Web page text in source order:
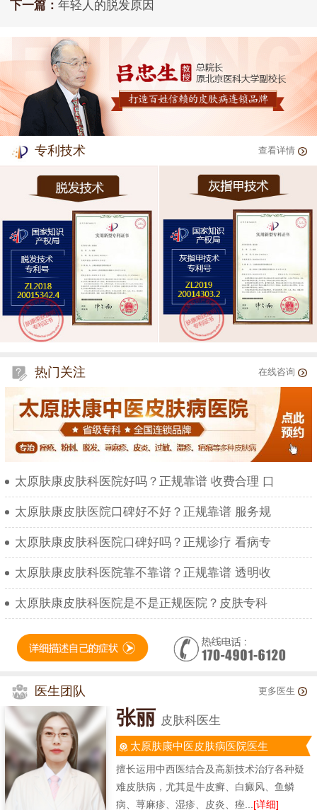
下一篇： 年轻人的脱发原因
专利技术 查看详情
热门关注 在线咨询
太原肤康皮肤科医院好吗？正规靠谱 收费合理 口
太原肤康皮肤医院口碑好不好？正规靠谱 服务规
太原肤康皮肤科医院口碑好吗？正规诊疗 看病专
太原肤康皮肤科医院靠不靠谱？正规靠谱 透明收
太原肤康皮肤科医院是不是正规医院？皮肤专科
医生团队 更多医生
张丽 皮肤科医生
太原肤康中医皮肤病医院医生
擅长运用中西医结合及高新技术治疗各种疑
难皮肤病，尤其是牛皮癣、白癜风、鱼鳞
病、荨麻疹、湿疹、皮炎、痤... [详细]